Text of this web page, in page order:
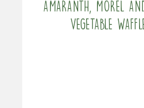
Amaranth, morel
vegetable